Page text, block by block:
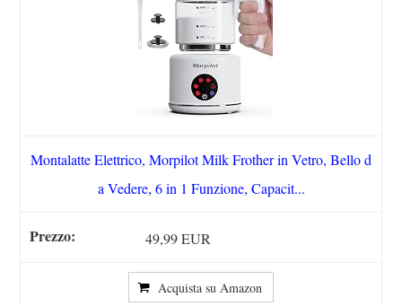
Montalatte Elettrico, Morpilot Milk Frother in Vetro, Bello d
a Vedere, 6 in 1 Funzione, Capacit...
49,99 EUR
Acquista su Amazon